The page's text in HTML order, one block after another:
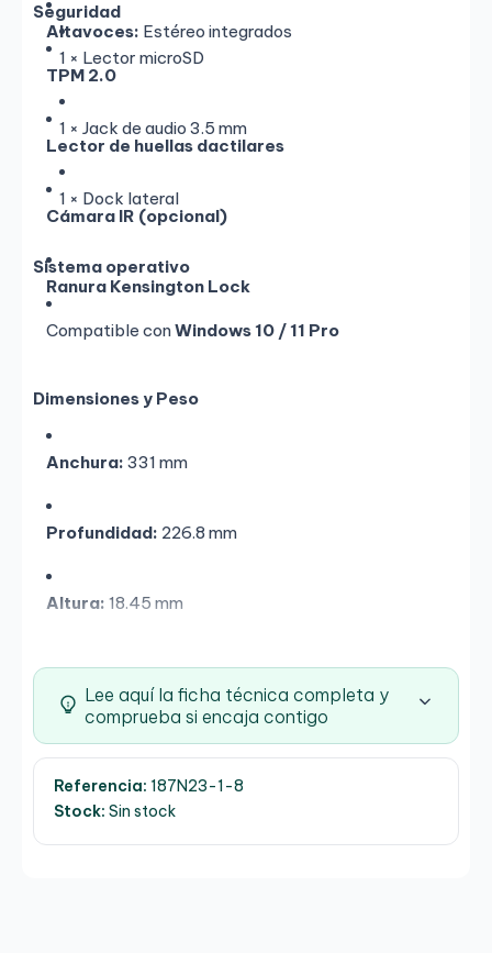
1 × Lector microSD
1 × Jack de audio 3.5 mm
1 × Dock lateral
Altavoces: Estéreo integrados
Seguridad
TPM 2.0
Lector de huellas dactilares
Cámara IR (opcional)
Ranura Kensington Lock
Sistema operativo
Compatible conWindows 10 / 11 Pro
Dimensiones y Peso
Anchura: 331 mm
Profundidad: 226.8 mm
Altura: 18.45 mm
Peso:~1.32 kg
Lee aquí la ficha técnica completa y
comprueba si encaja contigo
Referencia: 187N23-1-8
Stock: Sin stock